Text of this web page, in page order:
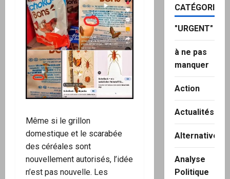
Même si le grillon
domestique et le scarabée
des céréales sont
nouvellement autorisés, l’idée
n’est pas nouvelle. Les
CATÉGORIES
"URGENT"
à ne pas
manquer
Action
Actualités
Alternatives
Analyse
Politique